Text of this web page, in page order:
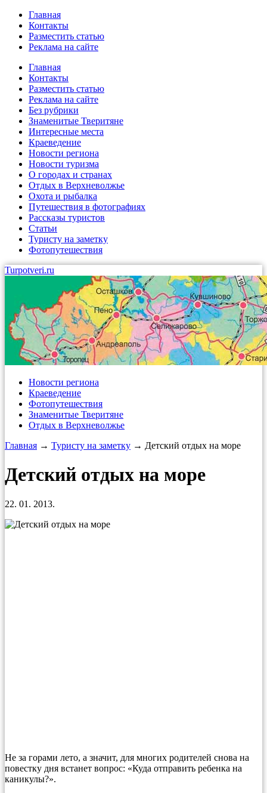
Главная
Контакты
Разместить статью
Реклама на сайте
Главная
Контакты
Разместить статью
Реклама на сайте
Без рубрики
Знаменитые Тверитяне
Интересные места
Краеведение
Новости региона
Новости туризма
О городах и странах
Отдых в Верхневолжье
Охота и рыбалка
Путешествия в фотографиях
Рассказы туристов
Статьи
Туристу на заметку
Фотопутешествия
Turpotveri.ru
Новости региона
Краеведение
Фотопутешествия
Знаменитые Тверитяне
Отдых в Верхневолжье
Главная → Туристу на заметку → Детский отдых на море
Детский отдых на море
22. 01. 2013.
Не за горами лето, а значит, для многих родителей снова на
повестку дня встанет вопрос: «Куда отправить ребенка на
каникулы?».